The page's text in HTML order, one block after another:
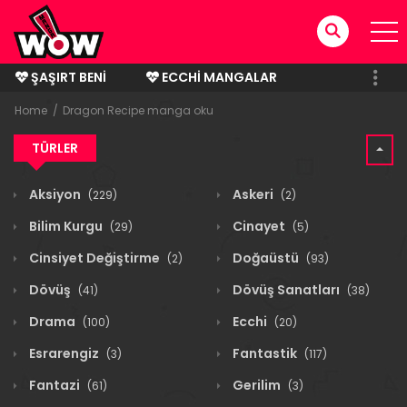
ŞAŞIRT BENI
ECCHI MANGALAR
BITMIŞ MANGALAR
Home Dragon Recipe manga oku
TÜRLER
Aksiyon (229) Askeri (2)
Bilim Kurgu (29) Cinayet (5)
Cinsiyet Değiştirme (2) Doğaüstü (93)
Dövüş (41) Dövüş Sanatları (38)
Drama (100) Ecchi (20)
Esrarengiz (3) Fantastik (117)
Fantazi (61) Gerilim (3)